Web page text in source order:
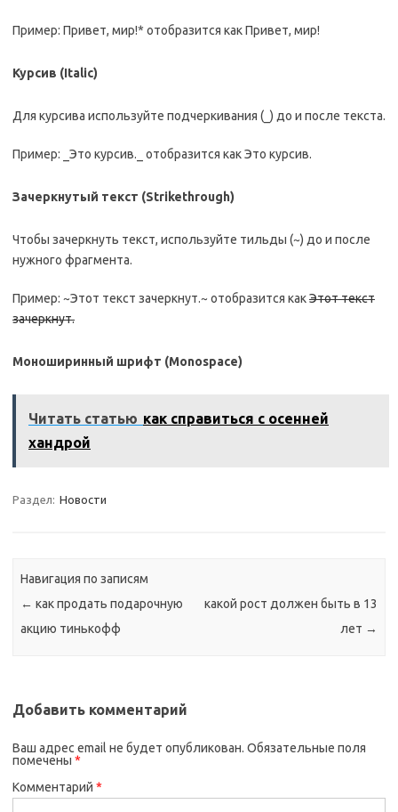
Пример: Привет, мир!* отобразится как Привет, мир!
Курсив (Italic)
Для курсива используйте подчеркивания (_) до и после текста.
Пример: _Это курсив._ отобразится как Это курсив.
Зачеркнутый текст (Strikethrough)
Чтобы зачеркнуть текст, используйте тильды (~) до и после
нужного фрагмента.
Пример: ~Этот текст зачеркнут.~ отобразится какЭтот текст
зачеркнут.
Моноширинный шрифт (Monospace)
Читать статью как справиться с осенней
хандрой
Раздел: Новости
Навигация по записям
← как продать подарочную
акцию тинькофф
какой рост должен быть в 13
лет →
Добавить комментарий
Ваш адрес email не будет опубликован. Обязательные поля
помечены *
Комментарий *